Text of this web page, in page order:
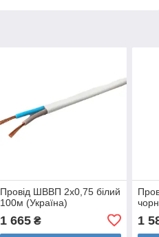
Провід ШВВП 2х0,75 білий
100м (Україна)
1 665₴ 1